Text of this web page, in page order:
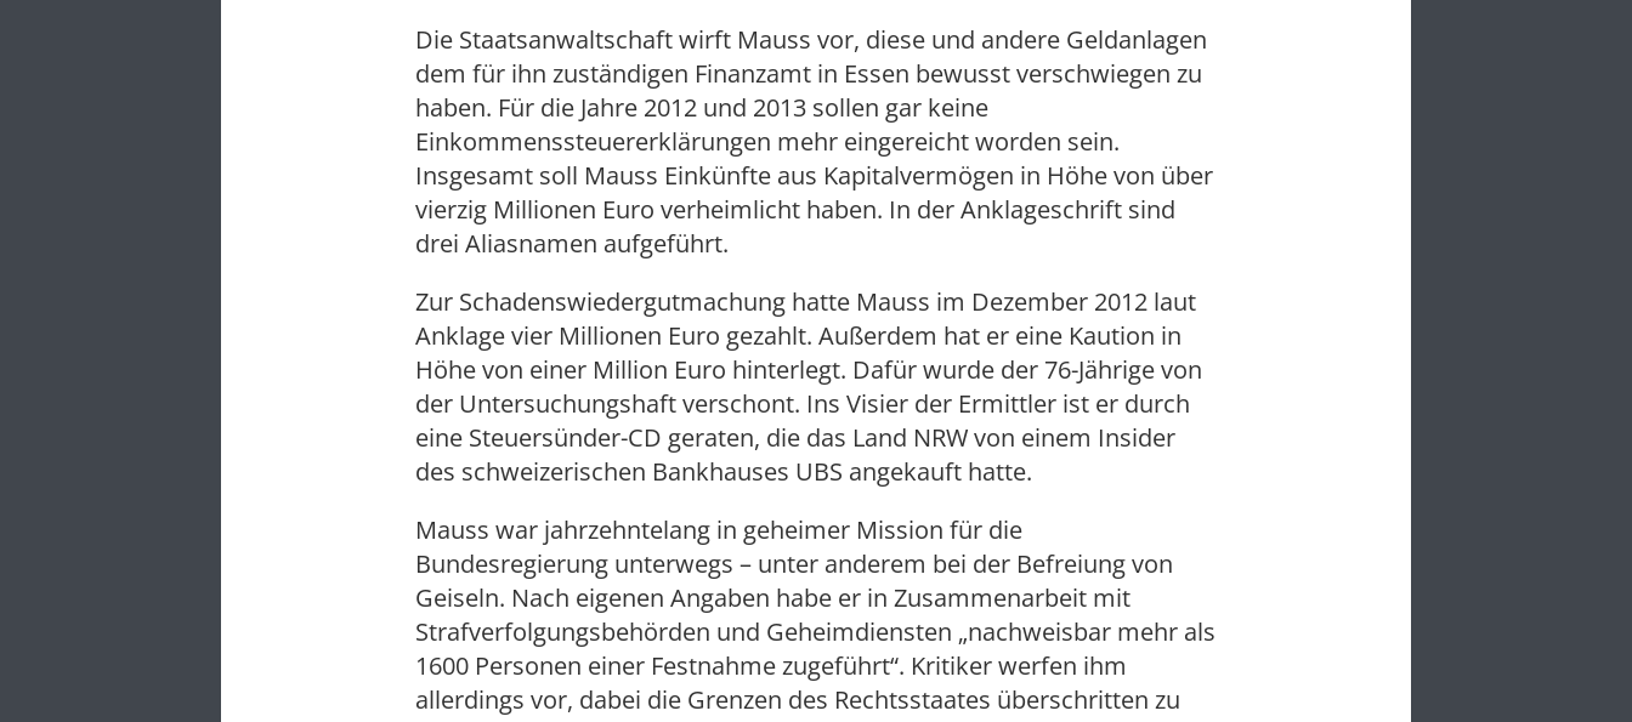
Die Staatsanwaltschaft wirft Mauss vor, diese und andere Geldanlagen
dem für ihn zuständigen Finanzamt in Essen bewusst verschwiegen zu
haben. Für die Jahre 2012 und 2013 sollen gar keine
Einkommenssteuererklärungen mehr eingereicht worden sein.
Insgesamt soll Mauss Einkünfte aus Kapitalvermögen in Höhe von über
vierzig Millionen Euro verheimlicht haben. In der Anklageschrift sind
drei Aliasnamen aufgeführt.
Zur Schadenswiedergutmachung hatte Mauss im Dezember 2012 laut
Anklage vier Millionen Euro gezahlt. Außerdem hat er eine Kaution in
Höhe von einer Million Euro hinterlegt. Dafür wurde der 76-Jährige von
der Untersuchungshaft verschont. Ins Visier der Ermittler ist er durch
eine Steuersünder-CD geraten, die das Land NRW von einem Insider
des schweizerischen Bankhauses UBS angekauft hatte.
Mauss war jahrzehntelang in geheimer Mission für die
Bundesregierung unterwegs – unter anderem bei der Befreiung von
Geiseln. Nach eigenen Angaben habe er in Zusammenarbeit mit
Strafverfolgungsbehörden und Geheimdiensten „nachweisbar mehr als
1600 Personen einer Festnahme zugeführt“. Kritiker werfen ihm
allerdings vor, dabei die Grenzen des Rechtsstaates überschritten zu